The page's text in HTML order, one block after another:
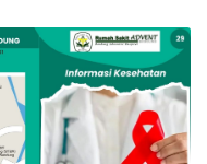
yang disebut empedu